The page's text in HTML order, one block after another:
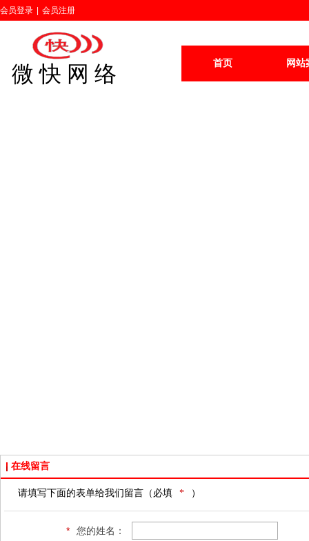
首页 网站
会员登录 会员注册
微 快 网 络
在线留言
请填写下面的表单给我们留言（必填 * ）
* 您的姓名：